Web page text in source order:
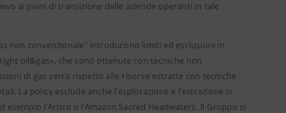
ai piani di transizione delle aziende operanti in tale
non convenzionale" introducono limiti ed esclusioni in
oil&gas», che sono ottenute con tecniche non
di gas serra rispetto alle risorse estratte con tecniche
La policy esclude anche l’esplorazione e l’estrazione in
l’Artico o l’Amazon Sacred Headwaters. Il Gruppo si